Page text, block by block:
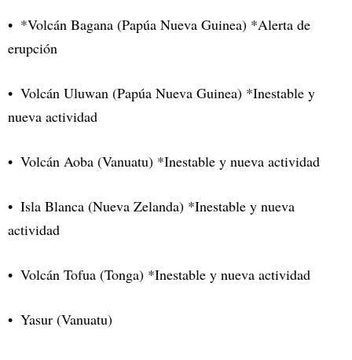
*Volcán Bagana (Papúa Nueva Guinea) *Alerta de
erupción
Volcán Uluwan (Papúa Nueva Guinea) *Inestable y
nueva actividad
Volcán Aoba (Vanuatu) *Inestable y nueva actividad
Isla Blanca (Nueva Zelanda) *Inestable y nueva
actividad
Volcán Tofua (Tonga) *Inestable y nueva actividad
Yasur (Vanuatu)